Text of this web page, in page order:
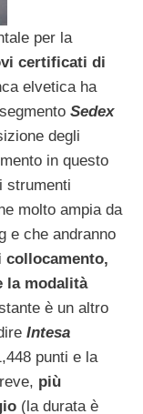
per la
certificati di
elvetica ha
Sedex
degli
in questo
strumenti
molto ampia da
e che andranno
collocamento,
la modalità
è un altro
Intesa
punti e la
più
(la durata è